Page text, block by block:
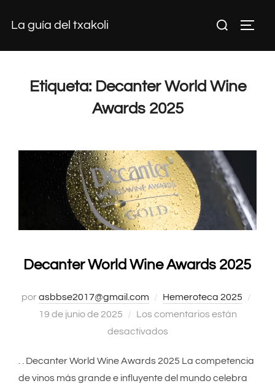
La guía del txakoli Buscar:
Etiqueta: Decanter World Wine
Awards 2025
Decanter World Wine Awards 2025
porasbbse2017@gmail.com Hemeroteca 2025
19 de junio de 2025
Los comentarios están
desactivados
. . Decanter World Wine Awards 2025 La competencia
de vinos más grande e influyente del mundo celebra